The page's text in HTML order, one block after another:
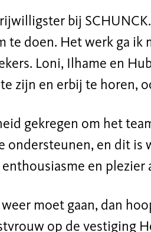
bij SCHUNCK
te doen. Het werk ga ik
Loni, Ilhame en
zijn en erbij te horen,
gekregen om het
ondersteunen, en dit is
en plezier
moet gaan, dan
op de vestiging